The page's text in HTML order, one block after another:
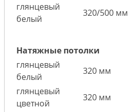
глянцевый
белый
320/500 мм
Натяжные потолки
глянцевый
белый
320 мм
глянцевый
цветной
320 мм